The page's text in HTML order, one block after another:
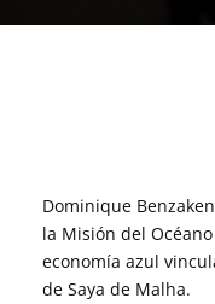
Dominique
la Misión del
economía azul
de Saya de Malha.